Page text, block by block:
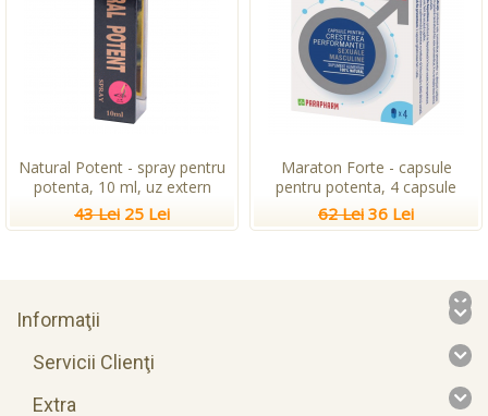
Natural Potent - spray pentru
potenta, 10 ml, uz extern
43 Lei 25 Lei
Maraton Forte - capsule
pentru potenta, 4 capsule
62 Lei 36 Lei
Informaţii
Servicii Clienţi
Extra